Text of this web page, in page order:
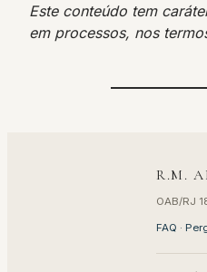
Este conteúdo tem
em processos, nos
R.M.
OAB/RJ
FAQ ·